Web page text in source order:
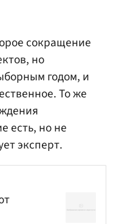
сокращение
но
годом, и
То же
есть, но не
эксперт.